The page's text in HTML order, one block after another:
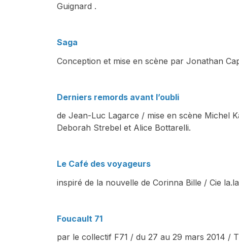
Guignard .
Saga
Conception et mise en scène par Jonathan
Derniers remords avant l’oubli
de Jean-Luc Lagarce / mise en scène Michel
Deborah Strebel et Alice Bottarelli.
Le Café des voyageurs
inspiré de la nouvelle de Corinna Bille / Cie
Foucault 71
par le collectif F71 / du 27 au 29 mars 2014 /